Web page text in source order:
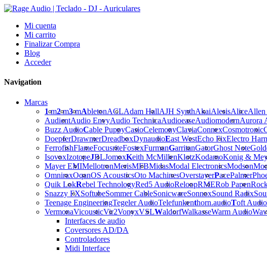
Mi cuenta
Mi carrito
Finalizar Compra
Blog
Acceder
Navigation
Marcas
1m2m3mAbletonACLAdam HallAJH SynthAkaiAlesisAliceAllen
AudientAudio EnvyAudio TechnicaAudioeaseAudiomodernAurora
Buzz AudioCable PuppyCasioCelemonyClaviaConnexCosmotronic
DoepferDrawmerDreadboxDynaudioEast WestEcho FixElectro
FerrofishFlameFocusriteFostexFurmanGarritanGatorGhost Note
IsovoxIzotopeJBLJomoxKeith McMillenKlotzKodamoKonig &
Mayer EMIMellotronMerisMFBMidasModal ElectronicsModson
OmniraxOqanOS AcousticsOto MachinesOverstayerPacePalmer
Quik LokRebel TechnologyRed5 AudioReloopRMERob Papen
Snazzy FXSoftubeSommer CableSonicwareSonnoxSound Radix
Teenage EngineeringTegeler AudioTelefunkenthorn.audioToft Audio
VermonaVicousticVir2VonyxVSLWaldorfWalkasseWarm Audio
Interfaces de audio
Coversores AD/DA
Controladores
Midi Interface